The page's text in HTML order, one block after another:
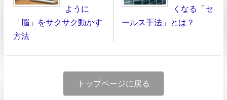
ように
「脳」をサクサク動かす
方法
くなる「セ
ールス手法」とは？
トップページに戻る